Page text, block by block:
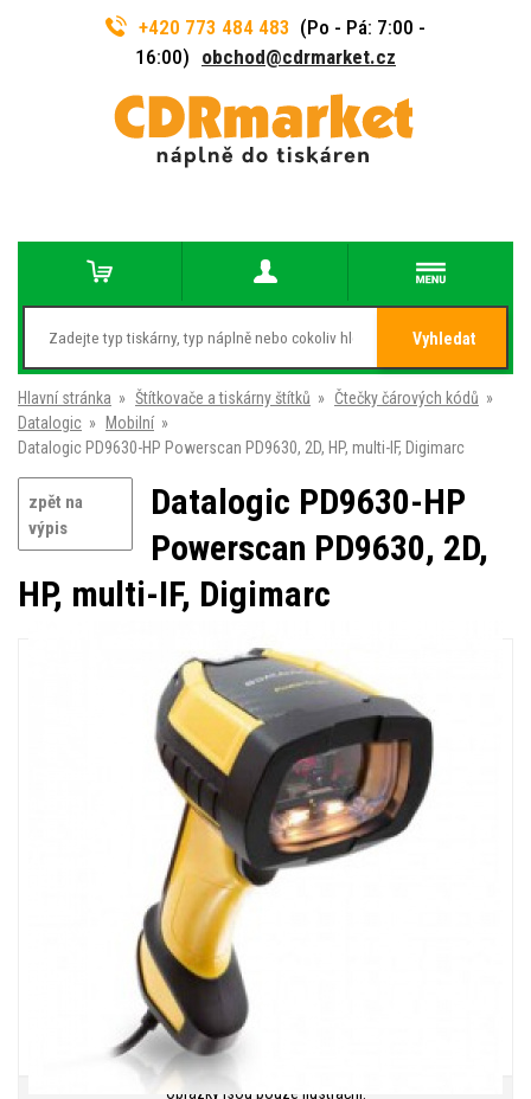
+420 773 484 483 (Po - Pá: 7:00 -
16:00) obchod@cdrmarket.cz
Vyhledat
Hlavní stránka » Štítkovače a tiskárny štítků » Čtečky čárových kódů »
Datalogic » Mobilní »
Datalogic PD9630-HP Powerscan PD9630, 2D, HP, multi-IF, Digimarc
zpět na
výpis
Datalogic PD9630-HP
Powerscan PD9630, 2D,
HP, multi-IF, Digimarc
Obrázky jsou pouze ilustrační.